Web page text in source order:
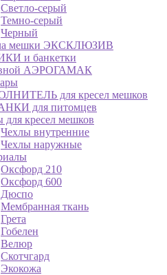
Светло-серый
Темно-серый
Черный
мешки ЭКСКЛЮЗИВ
и банкетки
АЭРОГАМАК
для кресел мешков
для питомцев
для кресел мешков
Чехлы внутренние
Чехлы наружные
Оксфорд 210
Оксфорд 600
Дюспо
Мембранная ткань
Грета
Гобелен
Велюр
Скотчгард
Экокожа